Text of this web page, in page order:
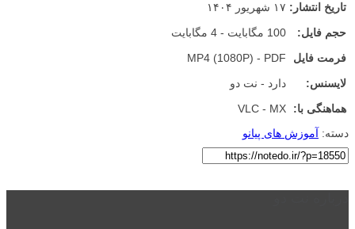
تاریخ انتشار: ۱۷ شهریور ۱۴۰۴
حجم فایل:
100 مگابایت - 4 مگابایت
فرمت فایل
MP4 (1080P) - PDF
لایسنس:
دارد - نت دو
هماهنگی با:
VLC - MX
دسته: آموزش های پیانو